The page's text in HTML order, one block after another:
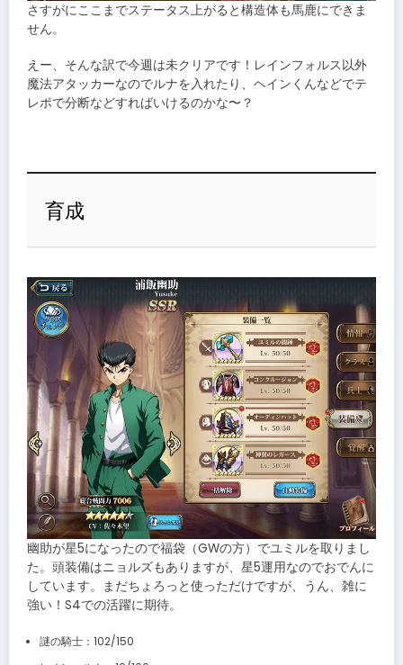
さすがにここまでステータス上がると構造体も馬鹿にできま
せん。
えー、そんな訳で今週は未クリアです！レインフォルス以外
魔法アタッカーなのでルナを入れたり、ヘインくんなどでテ
レポで分断などすればいけるのかな〜？
育成
幽助が星5になったので福袋（GWの方）でユミルを取りまし
た。頭装備はニョルズもありますが、星5運用なのでおでんに
しています。まだちょろっと使っただけですが、うん、雑に
強い！S4での活躍に期待。
謎の騎士：102/150